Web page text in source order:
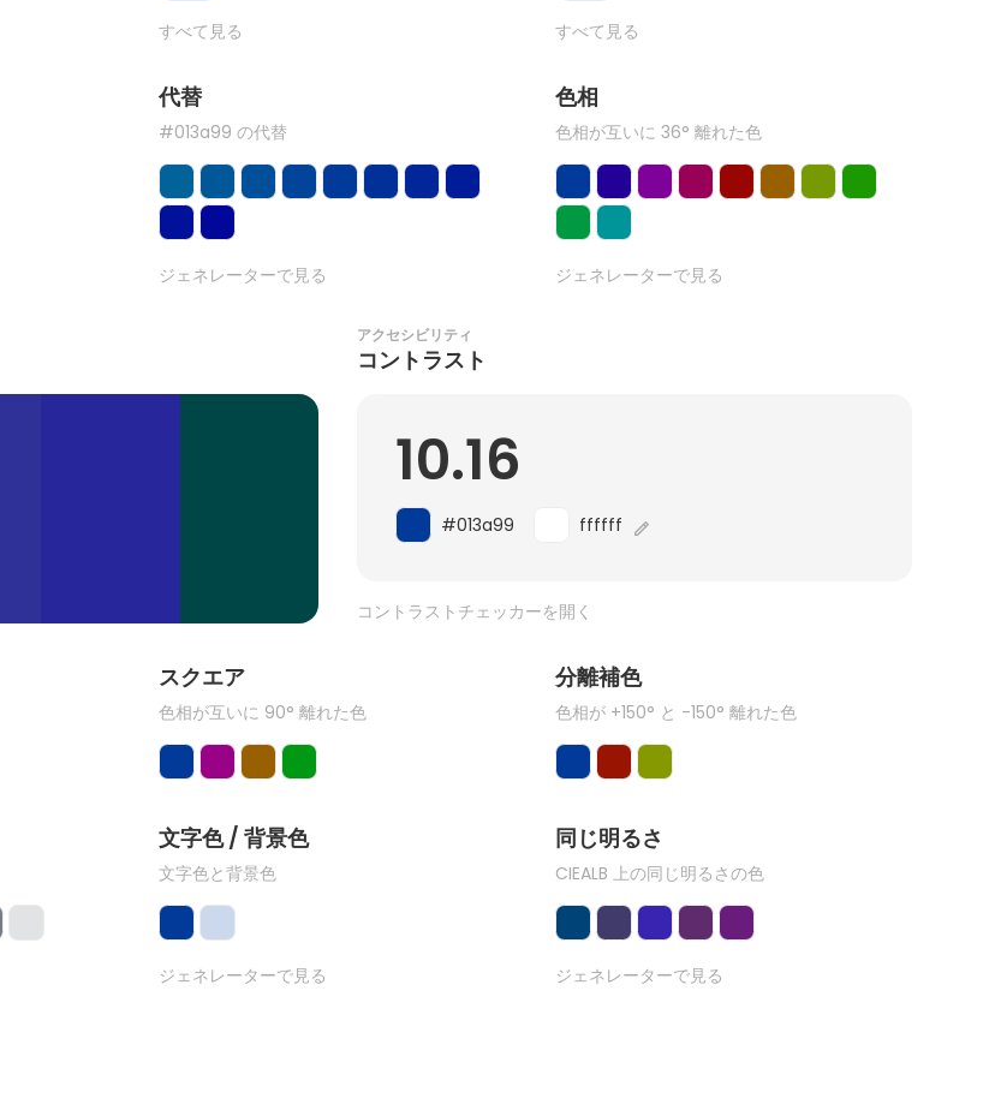
すべて見る
すべて見る
代替
#013a99 の代替
ジェネレーターで見る
色相
色相が互いに 36° 離れた色
ジェネレーターで見る
アクセシビリティ
コントラスト
10.16
#013a99 ffffff
コントラストチェッカーを開く
スクエア
色相が互いに 90° 離れた色
分離補色
色相が +150° と -150° 離れた色
文字色 / 背景色
文字色と背景色
ジェネレーターで見る
同じ明るさ
CIEALB 上の同じ明るさの色
ジェネレーターで見る